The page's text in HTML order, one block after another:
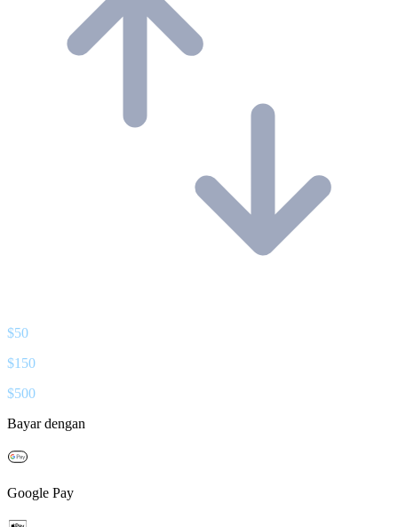
$50
$150
$500
Bayar dengan
Google Pay